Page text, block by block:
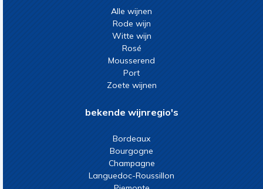
Alle wijnen
Rode wijn
Witte wijn
Rosé
Mousserend
Port
Zoete wijnen
bekende wijnregio's
Bordeaux
Bourgogne
Champagne
Languedoc-Roussillon